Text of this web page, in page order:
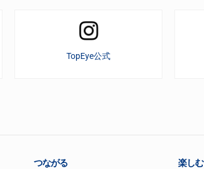
TopEye公式
つながる 楽しむ